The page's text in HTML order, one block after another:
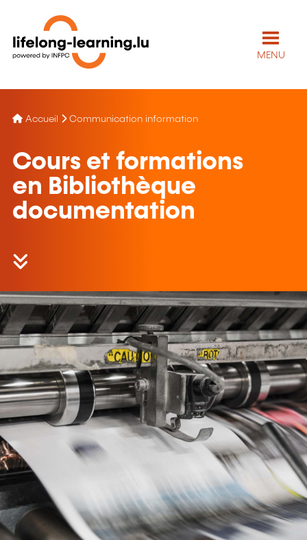
MENU
Accueil Communication information
Cours et formations
en Bibliothèque
documentation